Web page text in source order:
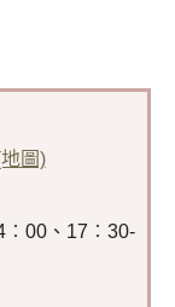
圖)
、17︰30-